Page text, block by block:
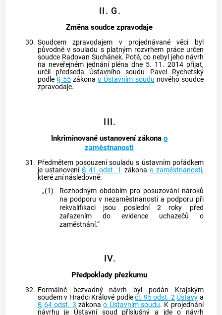
II. G.
Změna soudce zpravodaje
30. Soudcem zpravodajem v projednávané věci byl
původně v souladu s platným rozvrhem práce určen
soudce Radovan Suchánek. Poté, co nebyl jeho návrh
na neveřejném jednání pléna dne 5. 11. 2014 přijat,
určil předseda Ústavního soudu Pavel Rychetský
podle § 55 zákonao Ústavním soudu nového soudce
zpravodaje.
III.
Inkriminované ustanovení zákona o
zaměstnanosti
31. Předmětem posouzení souladu s ústavním pořádkem
je ustanovení§ 41 odst. 1 zákona o zaměstnanosti,
které zní následovně:
„(1)
Rozhodným obdobím pro posuzování nároků
na podporu v nezaměstnanosti a podporu při
rekvalifikaci jsou poslední 2 roky před
zařazením do evidence uchazečů o
zaměstnání.“
IV.
Předpoklady přezkumu
32. Formálně bezvadný návrh byl podán Krajským
soudem v Hradci Králové podlečl. 95 odst. 2 Ústavy a
§ 64 odst. 3 zákonao Ústavním soudu. K projednání
návrhu je Ústavní soud příslušný a jde o návrh